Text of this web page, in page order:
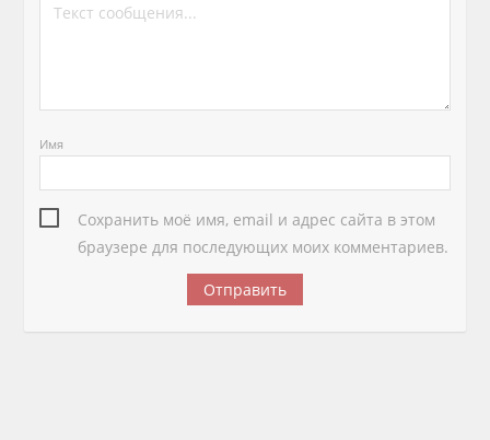
Имя
Сохранить моё имя, email и адрес сайта в этом
браузере для последующих моих комментариев.